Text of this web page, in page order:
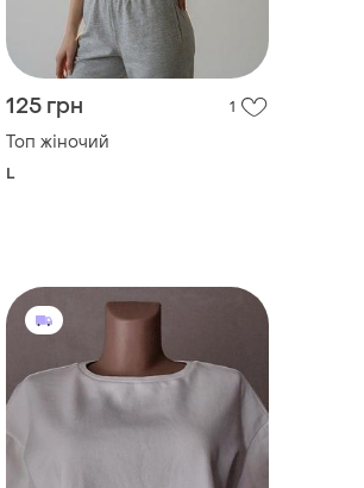
125 грн 1
Топ жіночий
L